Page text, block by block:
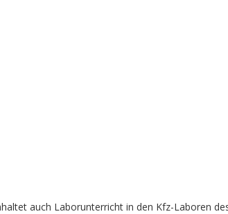
auch Laborunterricht in den Kfz-Laboren